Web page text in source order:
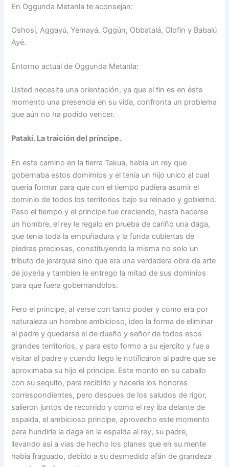
En Oggunda Metanla te aconsejan:
Oshosi, Aggayú, Yemayá, Oggún, Obbatalá, Olofin y Babalú
Ayé.
Entorno actual de Oggunda Metanla:
Usted necesita una orientación, ya que el fin es en éste
momento una presencia en su vida, confronta un problema
que aún no ha podido vencer.
Pataki. La traición del príncipe.
En este camino en la tierra Takua, habia un rey que
gobernaba estos domimios y el tenia un hijo unico al cual
queria formar para que con el tiempo pudiera asumir el
dominio de todos los territorios bajo su reinado y gobierno.
Paso el tiempo y el principe fue creciendo, hasta hacerse
un hombre, el rey le regalo en prueba de cariño una daga,
que tenia toda la empuñadura y la funda cubiertas de
piedras preciosas, constituyendo la misma no solo un
tributo de jerarquia sino que era una verdadera obra de arte
de joyeria y tambien le entrego la mitad de sus dominios
para que fuera gobernandolos.
Pero el principe, al verse con tanto poder y como era por
naturaleza un hombre ambicioso, ideo la forma de eliminar
al padre y quedarse el de dueño y señor de todos esos
grandes territorios, y para esto formo a su ejercito y fue a
visitar al padre y cuando llego le notificaron al padre que se
aproximaba su hijo el principe. Este monto en su caballo
con su sequito, para recibirlo y hacerle los honores
correspondientes, pero despues de los saludos de rigor,
salieron juntos de recorrido y como el rey iba delante de
espalda, el ambicioso principe, aprovecho este momento
para hundirle la daga en la espalda al rey, su padre,
llevando asi a vias de hecho los planes que en su mente
habia fraguado, debido a su desmedido afán de grandeza